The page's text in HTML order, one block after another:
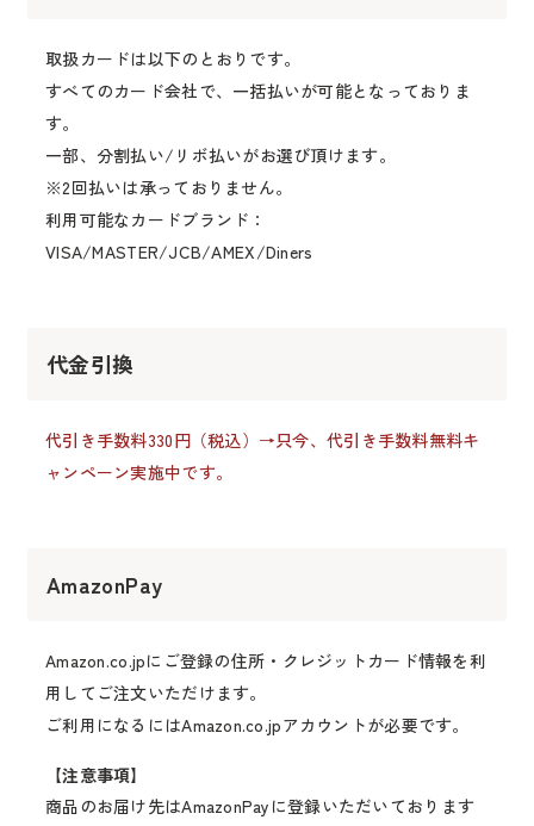
取扱カードは以下のとおりです。
すべてのカード会社で、一括払いが可能となっておりま
す。
一部、分割払い/リボ払いがお選び頂けます。
※2回払いは承っておりません。
利用可能なカードブランド：
VISA/MASTER/JCB/AMEX/Diners
代金引換
代引き手数料330円（税込）→只今、代引き手数料無料キ
ャンペーン実施中です。
AmazonPay
Amazon.co.jpにご登録の住所・クレジットカード情報を利
用してご注文いただけます。
ご利用になるにはAmazon.co.jpアカウントが必要です。
【注意事項】
商品のお届け先はAmazonPayに登録いただいております